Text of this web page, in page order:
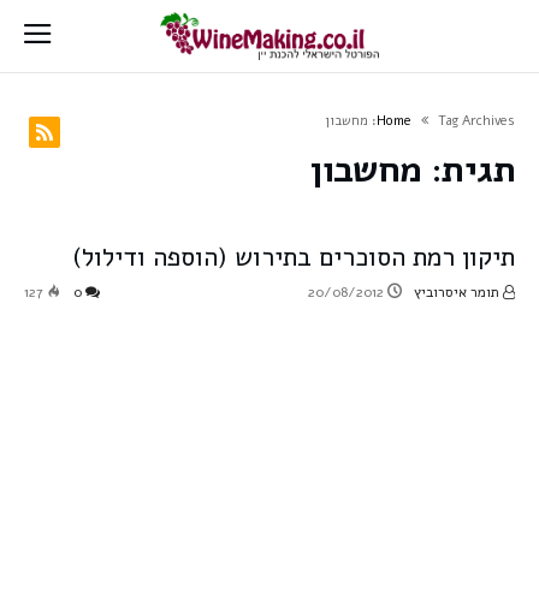
Home Tag Archives: מחשבון
תגית: מחשבון
תיקון רמת הסוכרים בתירוש (הוספה ודילול)
תומר איסרוביץ 20/08/2012
127